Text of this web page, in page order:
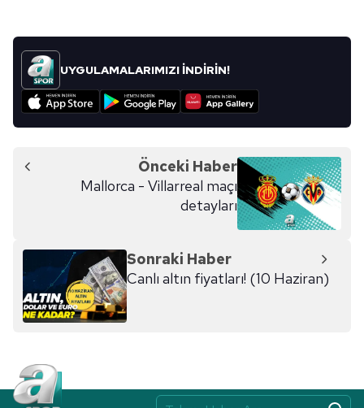
UYGULAMALARIMIZI İNDİRİN!
Önceki Haber
Mallorca - Villarreal maçı
detayları
Sonraki Haber
Canlı altın fiyatları! (10 Haziran)